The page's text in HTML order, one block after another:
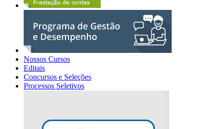
Nossos Cursos
Editais
Concursos e Seleções
Processos Seletivos